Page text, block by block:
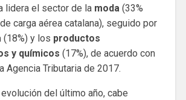
lidera el sector de lamoda(33%
carga aérea catalana), seguido por
(18%) y los productos
y químicos (17%), de acuerdo con
Agencia Tributaria de 2017.
evolución del último año, cabe